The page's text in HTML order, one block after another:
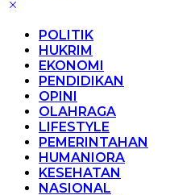
POLITIK
HUKRIM
EKONOMI
PENDIDIKAN
OPINI
OLAHRAGA
LIFESTYLE
PEMERINTAHAN
HUMANIORA
KESEHATAN
NASIONAL